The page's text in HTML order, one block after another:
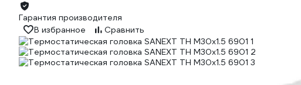
Гарантия производителя
В избранное
Сравнить